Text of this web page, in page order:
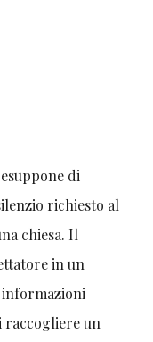
di
richiesto al
chiesa. Il
in un
raccogliere un